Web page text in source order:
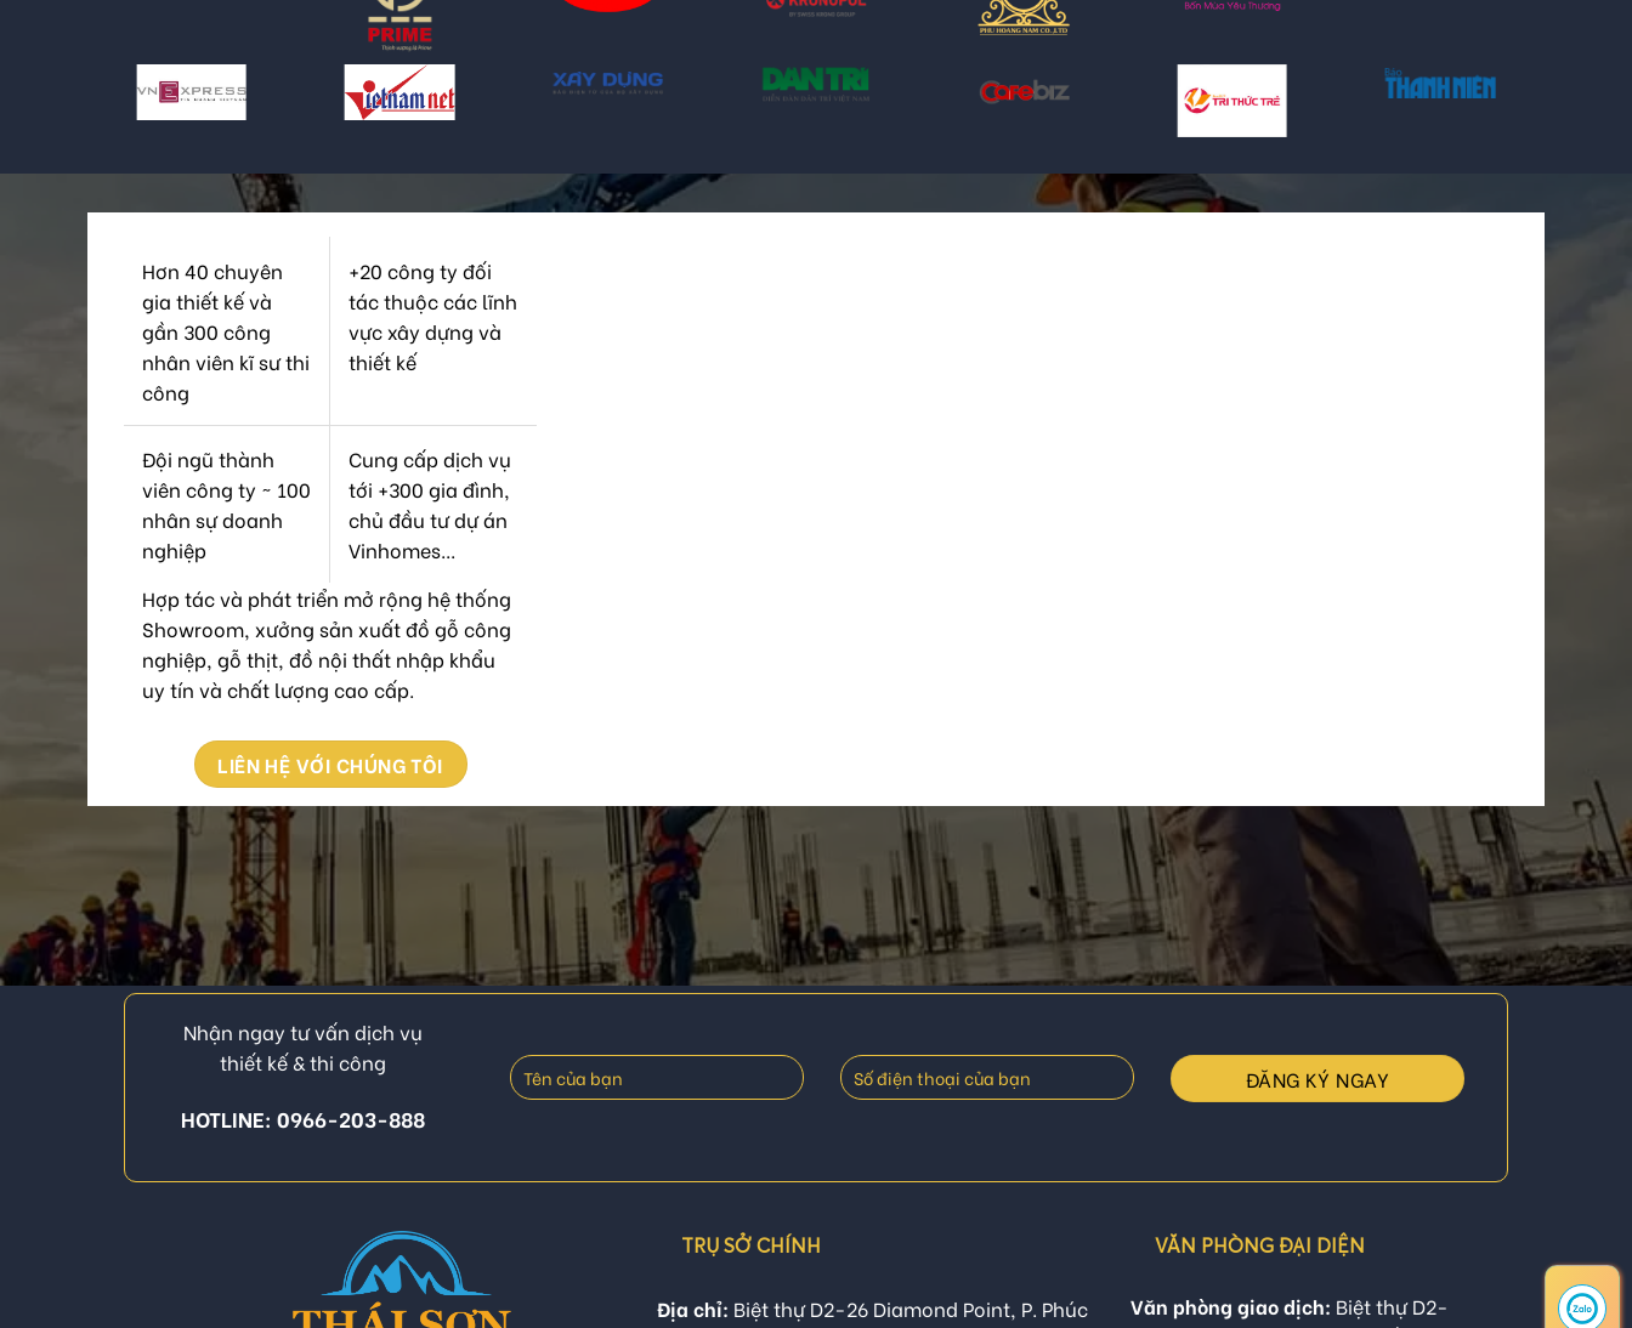
Hơn 40 chuyên
gia thiết kế và
gần 300 công
nhân viên kĩ sư thi
công
+20 công ty đối
tác thuộc các lĩnh
vực xây dựng và
thiết kế
Đội ngũ thành
viên công ty ~ 100
nhân sự doanh
nghiệp
Cung cấp dịch vụ
tới +300 gia đình,
chủ đầu tư dự án
Vinhomes...
Hợp tác và phát triển mở rộng hệ thống
Showroom, xưởng sản xuất đồ gỗ công
nghiệp, gỗ thịt, đồ nội thất nhập khẩu
uy tín và chất lượng cao cấp.
LIÊN HỆ VỚI CHÚNG TÔI
Nhận ngay tư vấn dịch vụ
thiết kế & thi công
HOTLINE: 0966-203-888
TRỤ SỞ CHÍNH
Địa chỉ: Biệt thự D2-26 Diamond Point, P. Phúc
VĂN PHÒNG ĐẠI DIỆN
Văn phòng giao dịch: Biệt thự D2-